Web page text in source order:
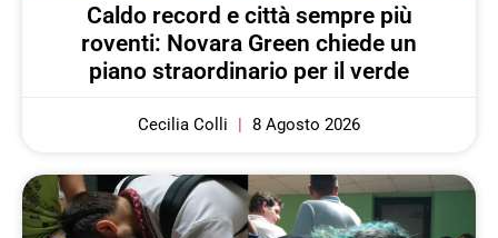
Caldo record e città sempre più
roventi: Novara Green chiede un
piano straordinario per il verde
Cecilia Colli 8 Agosto 2026